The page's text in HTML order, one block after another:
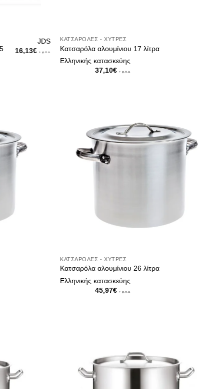
JDS
16,13€ + φ.π.α.
ΚΑΤΣΑΡΌΛΕΣ - ΧΎΤΡΕΣ
Κατσαρόλα αλουμίνιου 17 λίτρα
Ελληνικής κατασκεύης
37,10€ + φ.π.α.
ΚΑΤΣΑΡΌΛΕΣ - ΧΎΤΡΕΣ
Κατσαρόλα αλουμίνιου 26 λίτρα
Ελληνικής κατασκεύης
45,97€ + φ.π.α.